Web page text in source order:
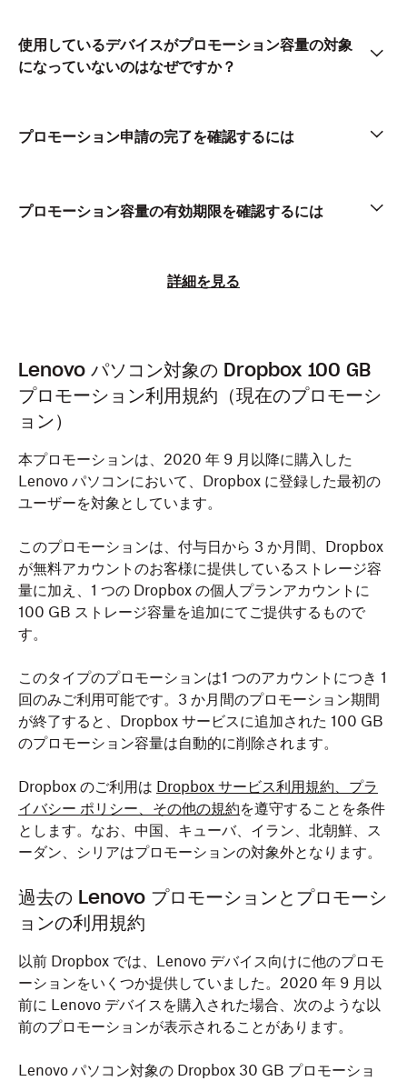
使用しているデバイスがプロモーション容量の対象
になっていないのはなぜですか？
プロモーション申請の完了を確認するには
プロモーション容量の有効期限を確認するには
詳細を見る
Lenovo パソコン対象の Dropbox 100 GB
プロモーション利用規約（現在のプロモーシ
ョン）
本プロモーションは、2020 年 9 月以降に購入した
Lenovo パソコンにおいて、Dropbox に登録した最初の
ユーザーを対象としています。
このプロモーションは、付与日から 3 か月間、Dropbox
が無料アカウントのお客様に提供しているストレージ容
量に加え、1 つの Dropbox の個人プランアカウントに
100 GB ストレージ容量を追加にてご提供するもので
す。
このタイプのプロモーションは1 つのアカウントにつき 1
回のみご利用可能です。3 か月間のプロモーション期間
が終了すると、Dropbox サービスに追加された 100 GB
のプロモーション容量は自動的に削除されます。
Dropbox のご利用は Dropbox サービス利用規約、プラ
イバシー ポリシー、その他の規約を遵守することを条件
とします。なお、中国、キューバ、イラン、北朝鮮、ス
ーダン、シリアはプロモーションの対象外となります。
過去の Lenovo プロモーションとプロモーシ
ョンの利用規約
以前 Dropbox では、Lenovo デバイス向けに他のプロモ
ーションをいくつか提供していました。2020 年 9 月以
前に Lenovo デバイスを購入された場合、次のような以
前のプロモーションが表示されることがあります。
Lenovo パソコン対象の Dropbox 30 GB プロモーショ